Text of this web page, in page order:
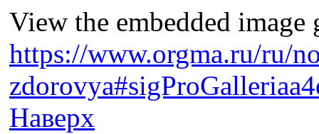
View the embedded
https://www.orgma.ru/ru/
Наверх